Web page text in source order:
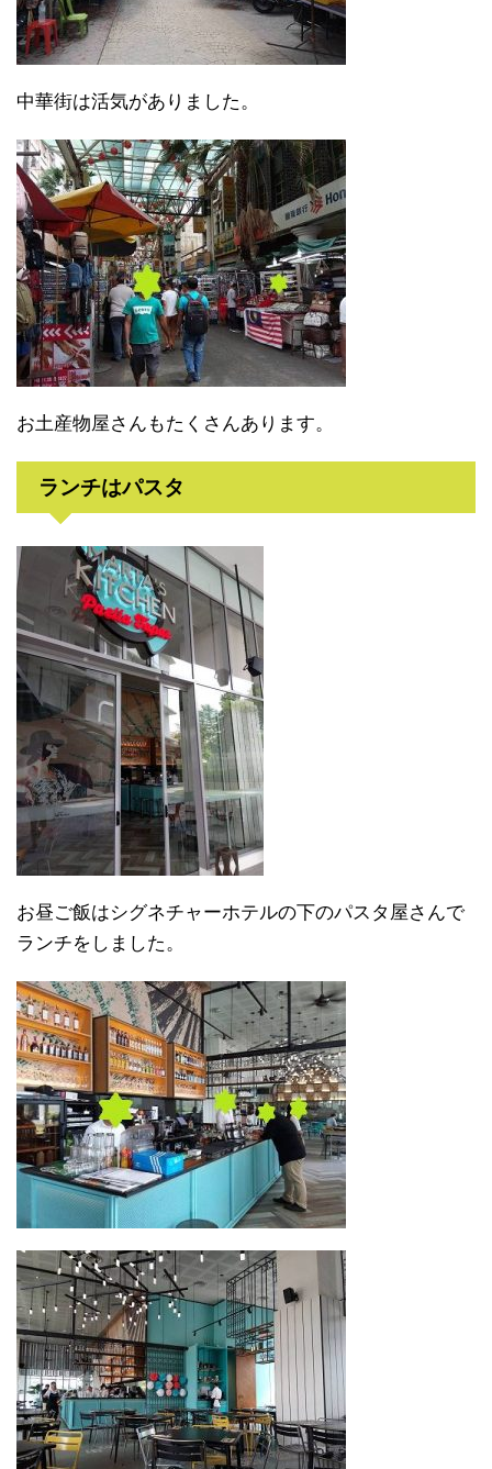
中華街は活気がありました。
お土産物屋さんもたくさんあります。
ランチはパスタ
お昼ご飯はシグネチャーホテルの下のパスタ屋さんで
ランチをしました。